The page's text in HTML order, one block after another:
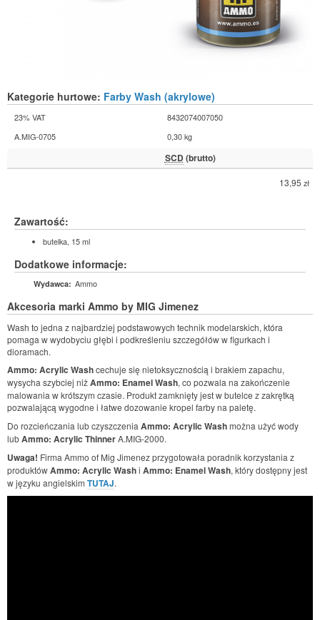
Kategorie hurtowe: Farby Wash (akrylowe)
23% VAT
8432074007050
A.MIG-0705
0,30 kg
SCD (brutto)
13,95 zł
Zawartość:
butelka, 15 ml
Dodatkowe informacje:
Wydawca: Ammo
Akcesoria marki Ammo by MIG Jimenez
Wash to jedna z najbardziej podstawowych technik modelarskich, która
pomaga w wydobyciu głębi i podkreśleniu szczegółów w figurkach i
dioramach.
Ammo: Acrylic Washcechuje się nietoksycznością i brakiem zapachu,
wysycha szybciej niżAmmo: Enamel Wash, co pozwala na zakończenie
malowania w krótszym czasie. Produkt zamknięty jest w butelce z zakrętką
pozwalającą wygodne i łatwe dozowanie kropel farby na paletę.
Do rozcieńczania lub czyszczenia Ammo: Acrylic Washmożna użyć wody
lubAmmo: Acrylic ThinnerA.MIG-2000.
Uwaga! Firma Ammo of Mig Jimenez przygotowała poradnik korzystania z
produktówAmmo: Acrylic Washi Ammo: Enamel Wash, który dostępny jest
w języku angielskim TUTAJ.